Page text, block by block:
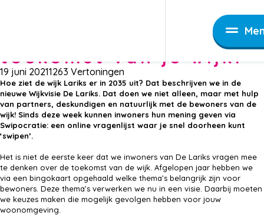
Woon je in de Lariks?
toekomst van je wijk!
19 juni 20211263 Vertoningen
Hoe ziet de wijk Lariks er in 2035 uit? Dat beschrijven we in de
nieuwe Wijkvisie De Lariks. Dat doen we niet alleen, maar met hulp
van partners, deskundigen en natuurlijk met de bewoners van de
wijk! Sinds deze week kunnen inwoners hun mening geven via
Swipocratie: een online vragenlijst waar je snel doorheen kunt
‘swipen’.
Het is niet de eerste keer dat we inwoners van De Lariks vragen mee
te denken over de toekomst van de wijk. Afgelopen jaar hebben we
via een bingokaart opgehaald welke thema’s belangrijk zijn voor
bewoners. Deze thema’s verwerken we nu in een visie. Daarbij moeten
we keuzes maken die mogelijk gevolgen hebben voor jouw
woonomgeving.